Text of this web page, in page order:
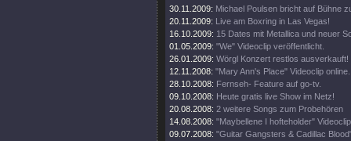
30.11.2009: Michael Poulsen bricht auf Bühne
20.11.2009: Live am Boxring in Las Vegas!
16.10.2009: 15 Dates mit Metallica und neuer
01.05.2009: "We" Videoclip veröffentlicht.
26.01.2009: Wörgl Konzert restlos ausverkauft!
12.11.2008: "Mary Ann's Place" Videoclip online.
28.10.2008: Fernseh- Feature auf go-tv.
09.10.2008: Heute gratis live Show im Netz!
20.08.2008: 2 weitere Songs zum Probehören
14.08.2008: "Maybellene I hofteholder"
09.07.2008: "Guitar Gangsters & Cadillac